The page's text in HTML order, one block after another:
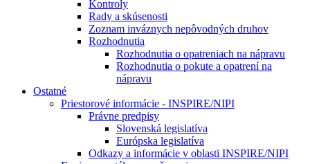
Kontroly
Rady a skúsenosti
Zoznam inváznych nepôvodných druhov
Rozhodnutia
Rozhodnutia o opatreniach na nápravu
Rozhodnutia o pokute a opatrení na
nápravu
Ostatné
Priestorové informácie - INSPIRE/NIPI
Právne predpisy
Slovenská legislatíva
Európska legislatíva
Odkazy a informácie v oblasti INSPIRE/NIPI